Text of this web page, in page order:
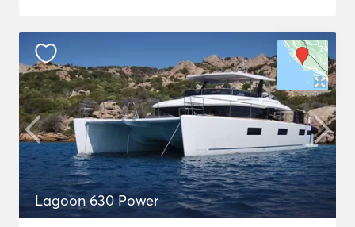
Lagoon 630 Power